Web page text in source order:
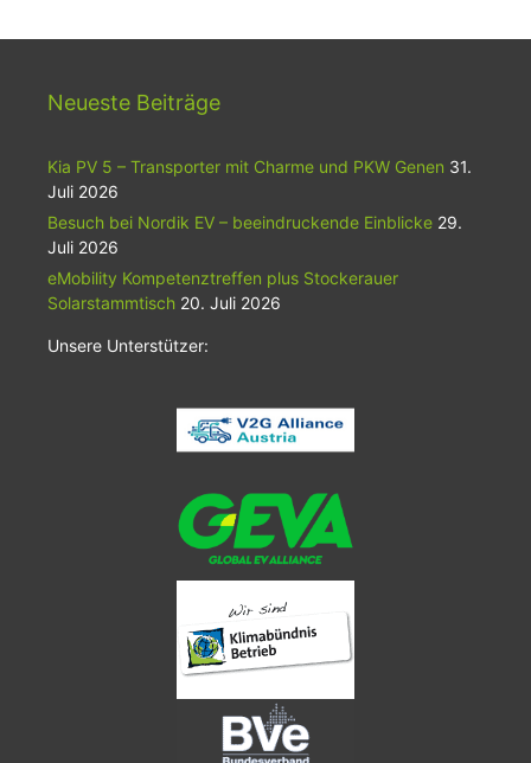
Neueste Beiträge
Kia PV 5 – Transporter mit Charme und PKW Genen 31.
Juli 2026
Besuch bei Nordik EV – beeindruckende Einblicke 29.
Juli 2026
eMobility Kompetenztreffen plus Stockerauer
Solarstammtisch 20. Juli 2026
Unsere Unterstützer: